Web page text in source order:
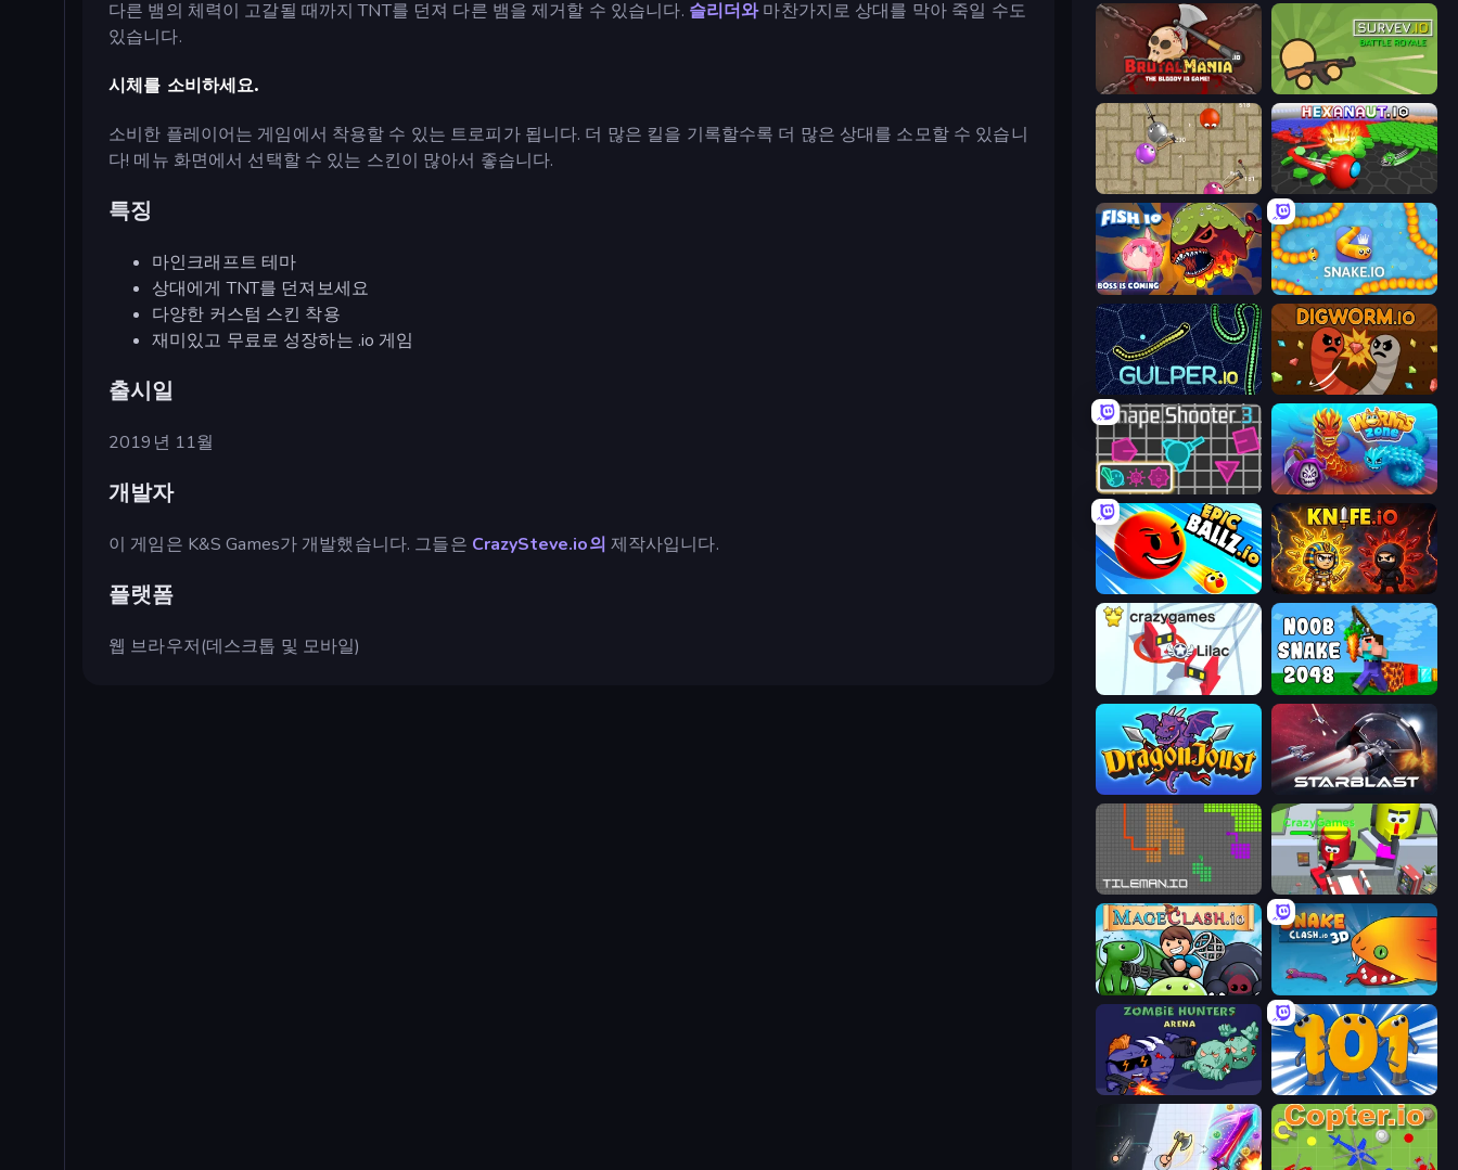
다른 뱀의 체력이 고갈될 때까지 TNT를 던져 다른 뱀을 제거할 수 있습니다. 슬리더와마찬가지로 상대를 막아 죽일 수도
있습니다.
시체를 소비하세요.
소비한 플레이어는 게임에서 착용할 수 있는 트로피가 됩니다. 더 많은 킬을 기록할수록 더 많은 상대를 소모할 수 있습니
다! 메뉴 화면에서 선택할 수 있는 스킨이 많아서 좋습니다.
특징
마인크래프트 테마
상대에게 TNT를 던져보세요
다양한 커스텀 스킨 착용
재미있고 무료로 성장하는 .io 게임
출시일
2019년 11월
개발자
이 게임은 K&S Games가 개발했습니다. 그들은 CrazySteve.io의 제작사입니다.
플랫폼
웹 브라우저(데스크톱 및 모바일)
BrutalMania.io (Brutal Mania) Survev.io
Balloons.io Hexanaut.io
Fish IO Snake.io
Gulper.io Digworm.io
Shape Shooter 3 Worms.Zone
EpicBallz.io Knife.io
Snowball.io Noob Snake 2048
Dragon Joust (.io) StarBlast
TileMan.io CleanUp.IO
Mageclash.io Snake Clash.io
Zombie Hunters Online Numbers Arena